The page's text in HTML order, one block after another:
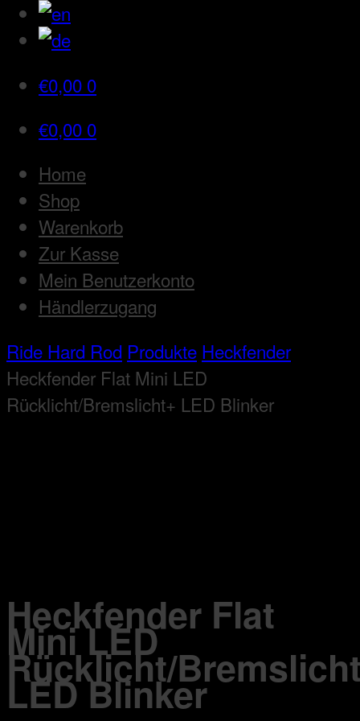
€0,00 0
€0,00 0
Home
Shop
Warenkorb
Zur Kasse
Mein Benutzerkonto
Händlerzugang
Ride Hard Rod Produkte Heckfender
Heckfender Flat Mini LED
Rücklicht/Bremslicht+ LED Blinker
Heckfender Flat
Mini LED
Rücklicht/
LED Blinker